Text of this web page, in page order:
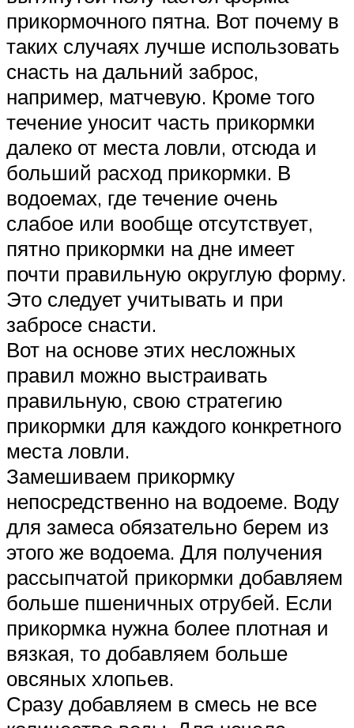
прикормочного пятна. Вот почему в
таких случаях лучше использовать
снасть на дальний заброс,
например, матчевую. Кроме того
течение уносит часть прикормки
далеко от места ловли, отсюда и
больший расход прикормки. В
водоемах, где течение очень
слабое или вообще отсутствует,
пятно прикормки на дне имеет
почти правильную округлую форму.
Это следует учитывать и при
забросе снасти.
Вот на основе этих несложных
правил можно выстраивать
правильную, свою стратегию
прикормки для каждого конкретного
места ловли.
Замешиваем прикормку
непосредственно на водоеме. Воду
для замеса обязательно берем из
этого же водоема. Для получения
рассыпчатой прикормки добавляем
больше пшеничных отрубей. Если
прикормка нужна более плотная и
вязкая, то добавляем больше
овсяных хлопьев.
Сразу добавляем в смесь не все